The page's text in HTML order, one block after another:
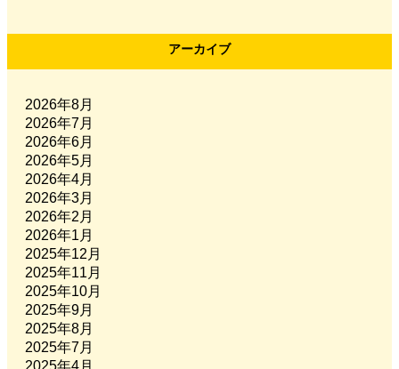
アーカイブ
2026年8月
2026年7月
2026年6月
2026年5月
2026年4月
2026年3月
2026年2月
2026年1月
2025年12月
2025年11月
2025年10月
2025年9月
2025年8月
2025年7月
2025年4月